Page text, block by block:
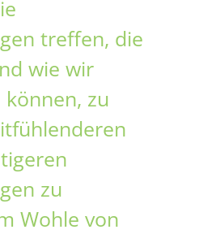
treffen, die
wie wir
zu
zu
Wohle von